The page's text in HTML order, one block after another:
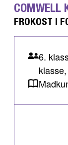
COMWELL
FROKOST I
6.